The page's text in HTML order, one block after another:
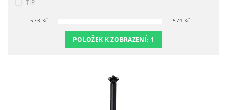
TIP
573 Kč 574 Kč
POLOŽEK K ZOBRAZENÍ: 1